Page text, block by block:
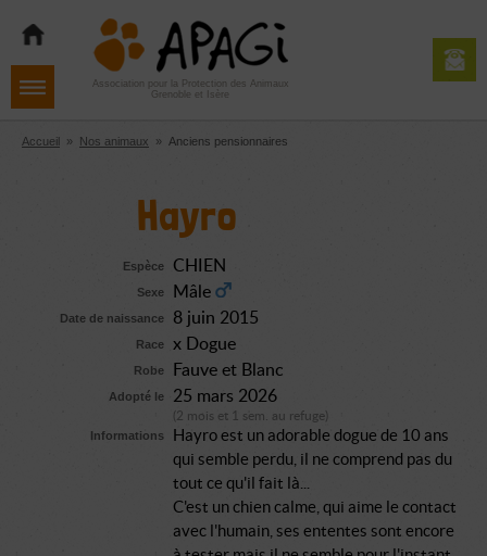
navigation
contenu
Aller
pied
de
Association pour la Protection des Animaux
Grenoble et Isère
Accueil » Nos animaux » Anciens pensionnaires
Hayro
Espèce CHIEN
Sexe Mâle
Date de naissance 8 juin 2015
Race x Dogue
Robe Fauve et Blanc
Adopté le 25 mars 2026
(2 mois et 1 sem. au refuge)
Informations
Hayro est un adorable dogue de 10 ans
qui semble perdu, il ne comprend pas du
tout ce qu'il fait là...
C'est un chien calme, qui aime le contact
avec l'humain, ses ententes sont encore